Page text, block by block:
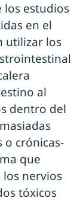
los estudios
en el
utilizar los
al
dentro del
o crónicas-
que
los nervios
tóxicos